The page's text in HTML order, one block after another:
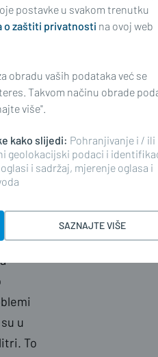
iz
BiH i
To je
u
To
postavke u svakom trenutku
o zaštiti privatnosti na ovoj web
obradu vaših podataka već se
Takvom načinu obrade
više".
kako slijedi: Pohranjivanje i / ili
geolokacijski podaci i
i sadržaj, mjerenje oglasa i
SAZNAJTE VIŠE